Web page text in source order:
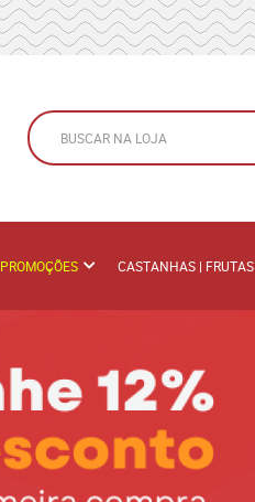
PROMOÇÕES CASTANHAS | FRUTAS